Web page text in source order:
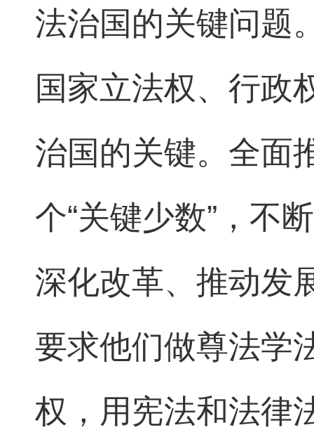
法治国的关键问题
国家立法权、行政
治国的关键。全面
个“关键少数”，不
深化改革、推动发
要求他们做尊法学
权，用宪法和法律